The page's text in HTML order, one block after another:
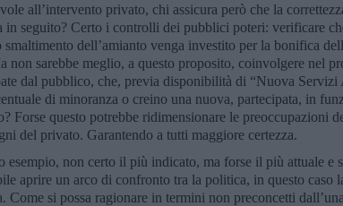
all’intervento privato, chi assicura però che la
in seguito? Certo i controlli dei pubblici poteri: verificare
dell’amianto venga investito per la bonifica
non sarebbe meglio, a questo proposito, coinvolgere nel
dal pubblico, che, previa disponibilità di “Nuova Servizi
di minoranza o creino una nuova, partecipata, in
Forse questo potrebbe ridimensionare le preoccupazioni
del privato. Garantendo a tutti maggiore certezza.
esempio, non certo il più indicato, ma forse il più attuale e
aprire un arco di confronto tra la politica, in questo caso
Come si possa ragionare in termini non preconcetti